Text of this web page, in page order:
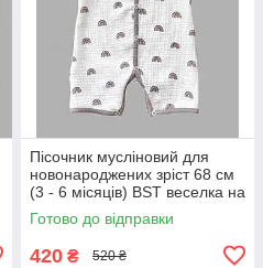
Пісочник мусліновий для
новонароджених зріст 68 см
(3 - 6 місяців) BST веселка на
молочному
Готово до відправки
420 ₴ 520 ₴